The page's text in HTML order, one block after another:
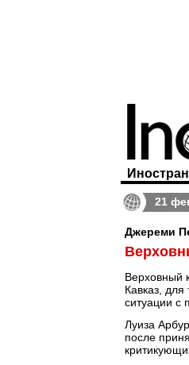
21
Джереми
Верховный
Кавказ,
ситуации с
Луиза
после